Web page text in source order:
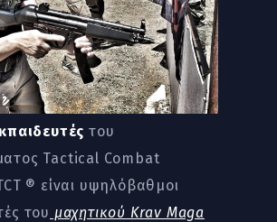
του
Tactical Combat
® είναι υψηλόβαθμοι
του μαχητικού Krav Maga